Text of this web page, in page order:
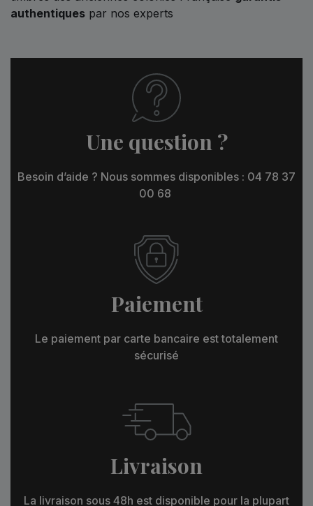
authentiques par nos experts
Une question ?
Besoin d’aide ? Nous sommes disponibles : 04 78 37
00 68
Paiement
Le paiement par carte bancaire est totalement
sécurisé
Livraison
La livraison sous 48h est disponible pour la plupart